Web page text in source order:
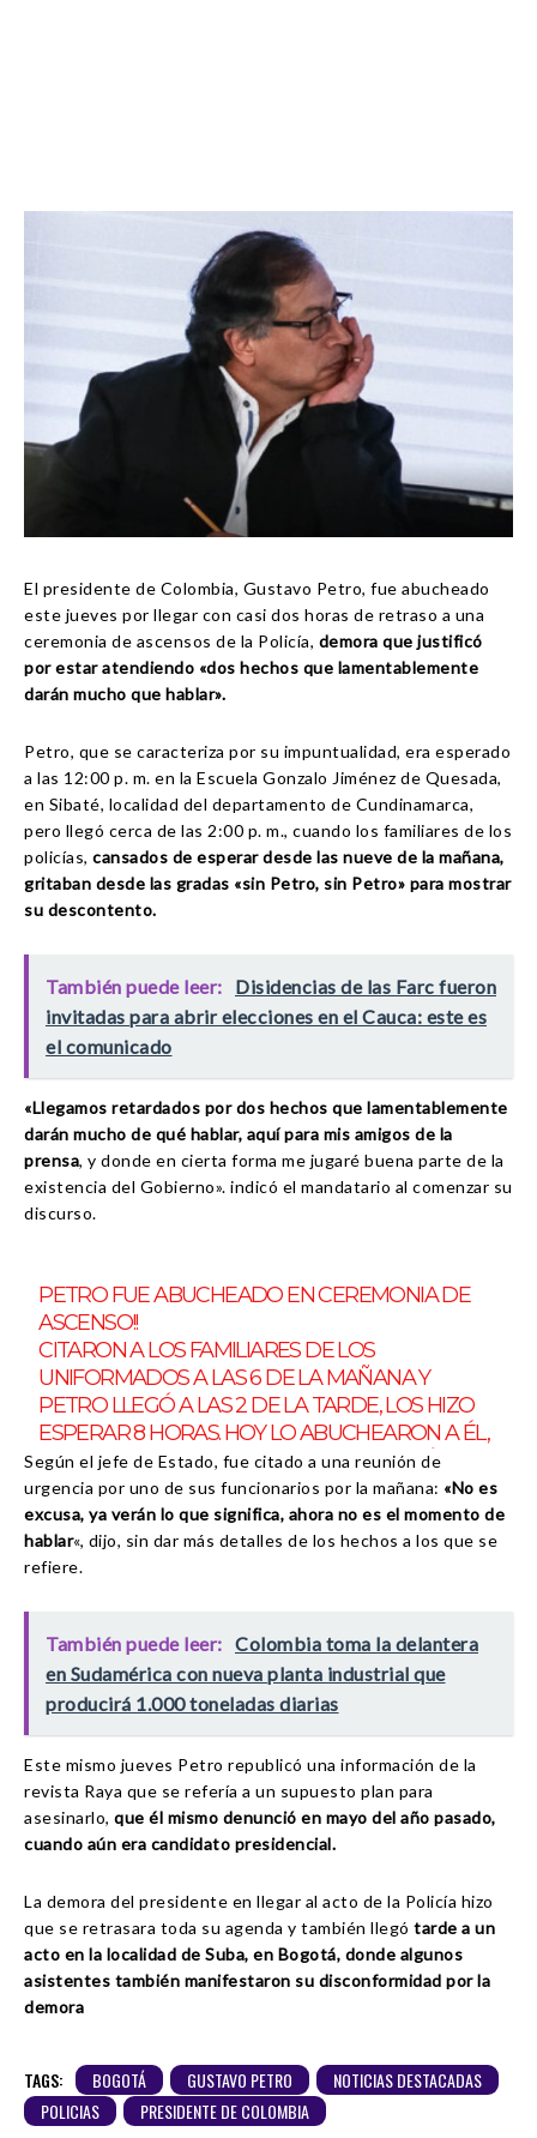
El presidente de Colombia, Gustavo Petro, fue abucheado
este jueves por llegar con casi dos horas de retraso a una
ceremonia de ascensos de la Policía, demora que justificó
por estar atendiendo «dos hechos que lamentablemente
darán mucho que hablar».
Petro, que se caracteriza por su impuntualidad, era esperado
a las 12:00 p. m. en la Escuela Gonzalo Jiménez de Quesada,
en Sibaté, localidad del departamento de Cundinamarca,
pero llegó cerca de las 2:00 p. m., cuando los familiares de los
policías, cansados de esperar desde las nueve de la mañana,
gritaban desde las gradas «sin Petro, sin Petro» para mostrar
su descontento.
También puede leer:
Disidencias de las Farc fueron
invitadas para abrir elecciones en el Cauca: este es
el comunicado
«Llegamos retardados por dos hechos que lamentablemente
darán mucho de qué hablar, aquí para mis amigos de la
prensa, y donde en cierta forma me jugaré buena parte de la
existencia del Gobierno». indicó el mandatario al comenzar su
discurso.
PETRO FUE ABUCHEADO EN CEREMONIA DE
ASCENSO!!
CITARON A LOS FAMILIARES DE LOS
UNIFORMADOS A LAS 6 DE LA MAÑANA Y
PETRO LLEGÓ A LAS 2 DE LA TARDE, LOS HIZO
ESPERAR 8 HORAS. HOY LO ABUCHEARON A ÉL,
AYER A FRANCIA M. CADA VEZ SOMOS MÁS
QUIENES DESPRECIAMOS ESTE NEFASTO
GOBIERNOPIC.TWITTER.COM/RKEJNGMCFB
— JOTA PE HERNÁNDEZ
Según el jefe de Estado, fue citado a una reunión de
urgencia por uno de sus funcionarios por la mañana: «No es
excusa, ya verán lo que significa, ahora no es el momento de
hablar«, dijo, sin dar más detalles de los hechos a los que se
refiere.
También puede leer: Colombia toma la delantera
en Sudamérica con nueva planta industrial que
producirá 1.000 toneladas diarias
Este mismo jueves Petro republicó una información de la
revista Raya que se refería a un supuesto plan para
asesinarlo, que él mismo denunció en mayo del año pasado,
cuando aún era candidato presidencial.
La demora del presidente en llegar al acto de la Policía hizo
que se retrasara toda su agenda y también llegó tarde a un
acto en la localidad de Suba, en Bogotá, donde algunos
asistentes también manifestaron su disconformidad por la
demora
TAGS: BOGOTÁ GUSTAVO PETRO
NOTICIAS DESTACADAS
POLICIAS
PRESIDENTE DE COLOMBIA